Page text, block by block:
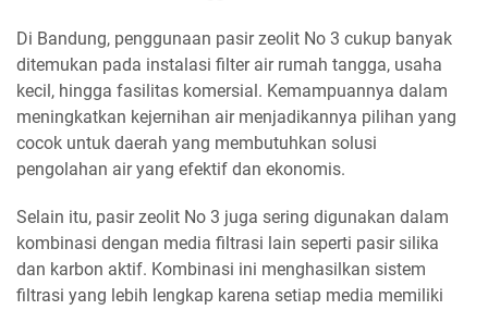
Di Bandung, penggunaan pasir zeolit No 3 cukup banyak
ditemukan pada instalasi filter air rumah tangga, usaha
kecil, hingga fasilitas komersial. Kemampuannya dalam
meningkatkan kejernihan air menjadikannya pilihan yang
cocok untuk daerah yang membutuhkan solusi
pengolahan air yang efektif dan ekonomis.
Selain itu, pasir zeolit No 3 juga sering digunakan dalam
kombinasi dengan media filtrasi lain seperti pasir silika
dan karbon aktif. Kombinasi ini menghasilkan sistem
filtrasi yang lebih lengkap karena setiap media memiliki